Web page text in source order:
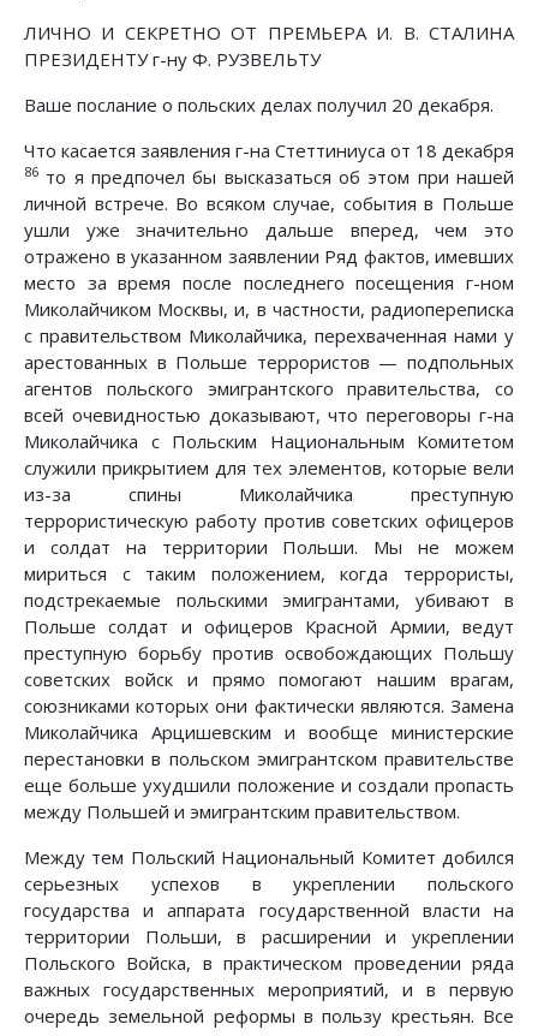
ЛИЧНО И СЕКРЕТНО ОТ ПРЕМЬЕРА И. В. СТАЛИНА
ПРЕЗИДЕНТУ г-ну Ф. РУЗВЕЛЬТУ
Ваше послание о польских делах получил 20 декабря.
Что касается заявления г-на Стеттиниуса от 18 декабря
86 то я предпочел бы высказаться об этом при нашей
личной встрече. Во всяком случае, события в Польше
ушли уже значительно дальше вперед, чем это
отражено в указанном заявлении Ряд фактов, имевших
место за время после последнего посещения г-ном
Миколайчиком Москвы, и, в частности, радиопереписка
с правительством Миколайчика, перехваченная нами у
арестованных в Польше террористов — подпольных
агентов польского эмигрантского правительства, со
всей очевидностью доказывают, что переговоры г-на
Миколайчика с Польским Национальным Комитетом
служили прикрытием для тех элементов, которые вели
из-за спины Миколайчика преступную
террористическую работу против советских офицеров
и солдат на территории Польши. Мы не можем
мириться с таким положением, когда террористы,
подстрекаемые польскими эмигрантами, убивают в
Польше солдат и офицеров Красной Армии, ведут
преступную борьбу против освобождающих Польшу
советских войск и прямо помогают нашим врагам,
союзниками которых они фактически являются. Замена
Миколайчика Арцишевским и вообще министерские
перестановки в польском эмигрантском правительстве
еще больше ухудшили положение и создали пропасть
между Польшей и эмигрантским правительством.
Между тем Польский Национальный Комитет добился
серьезных успехов в укреплении польского
государства и аппарата государственной власти на
территории Польши, в расширении и укреплении
Польского Войска, в практическом проведении ряда
важных государственных мероприятий, и в первую
очередь земельной реформы в пользу крестьян. Все